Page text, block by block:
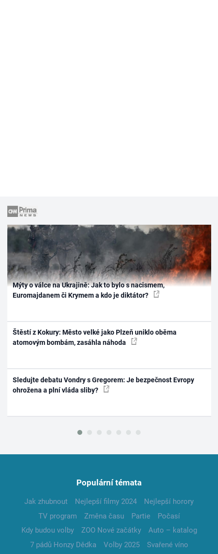
Mýty o válce na Ukrajině: Jak to bylo s nacismem,
Euromajdanem či Krymem a kdo je diktátor?
Štěstí z Kokury: Město velké jako Plzeň uniklo oběma
atomovým bombám, zasáhla náhoda
Sledujte debatu Vondry s Gregorem: Je bezpečnost Evropy
ohrožena a plní vláda sliby?
Populární témata
Jak zhubnout Nejlepší filmy 2024
Nejlepší horory
TV program
Změna času Partie
Počasí
Kdy budou volby
ZOO Nové začátky
Auto – katalog
7 pádů Honzy Dědka
Volby 2025
Svařené víno